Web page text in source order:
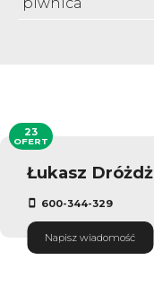
Łukasz Dróżdż
600-344-329
Napisz wiadomość
23
OFERT